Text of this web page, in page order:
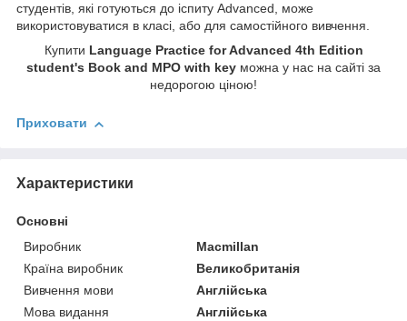
студентів, які готуються до іспиту Advanced, може
використовуватися в класі, або для самостійного вивчення.
Купити Language Practice for Advanced 4th Edition
student's Book and MPO with key можна у нас на сайті за
недорогою ціною!
Приховати
Характеристики
Основні
Виробник
Macmillan
Країна виробник
Великобританія
Вивчення мови
Англійська
Мова видання
Англійська